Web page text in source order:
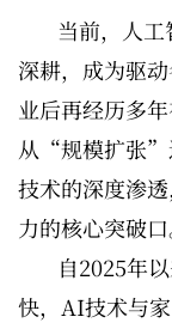
当前，人
深耕，成为驱
业后再经历多
从“规模扩张”
技术的深度渗
力的核心突破口
自2025年
快，AI技术与